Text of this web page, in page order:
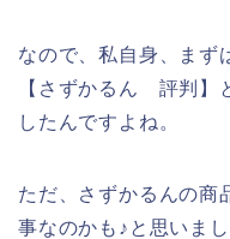
なので、私自身、まず
【さずかるん 評判】
したんですよね。
ただ、さずかるんの商
事なのかも♪と思いまし